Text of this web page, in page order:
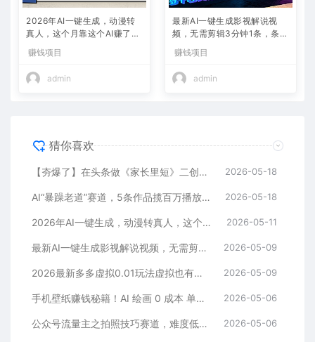
2026年AI一键生成，动漫转
真人，这个月靠这个AI赚了2
赚钱项目
admin
最新AI一键生成影视解说视
频，无需剪辑3分钟1条，条条
+
赚钱项目
admin
猜你喜欢
【夯爆了】在头条做《家长里短》二创小故事，这个月收益2w+ 2026-05-18
AI“暴躁老道”赛道，5条作品揽百万播放！（附变现全攻略） 2026-05-18
2026年AI一键生成，动漫转真人，这个月靠这个AI赚了2W+ 2026-05-11
最新AI一键生成影视解说视频，无需剪辑3分钟1条，条条爆款，多平台变现日入2000+ 2026-05-09
2026最新多多虚拟0.01玩法虚拟也有新门路轻松日入2500! 2026-05-09
手机壁纸赚钱秘籍！AI 绘画 0 成本 单店狂销 3.8 万单 2026-05-06
公众号流量主之拍照技巧赛道，难度低+流量大，起号第一篇就爆了10w阅读！ 2026-05-06